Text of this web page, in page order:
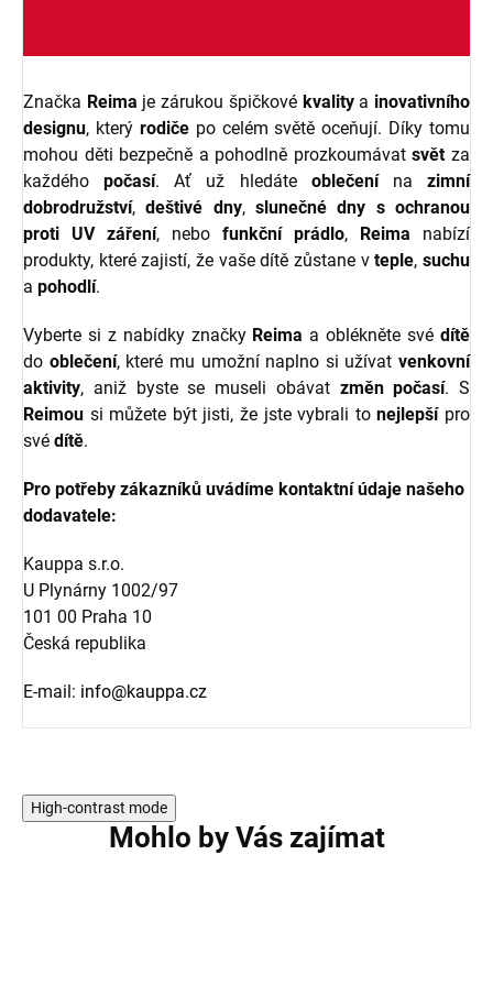
Značka Reima je zárukou špičkové kvalitya inovativního
designu, který rodičepo celém světě oceňují. Díky tomu
mohou děti bezpečně a pohodlně prozkoumávatsvětza
každéhopočasí. Ať už hledáte oblečenínazimní
dobrodružství,deštivé dny,slunečné dny s ochranou
proti UV záření, nebo funkční prádlo, Reima nabízí
produkty, které zajistí, že vaše dítě zůstane vteple,suchu
a pohodlí.
Vyberte si z nabídky značky Reima a oblékněte svédítě
do oblečení, které mu umožní naplno si užívat venkovní
aktivity, aniž byste se museli obávat změn počasí. S
Reimou si můžete být jisti, že jste vybrali tonejlepšípro
své dítě.
Pro potřeby zákazníků uvádíme kontaktní údaje našeho
dodavatele:
Kauppa s.r.o.
U Plynárny 1002/97
101 00 Praha 10
Česká republika
E-mail: info@kauppa.cz
High-contrast mode
Mohlo by Vás zajímat